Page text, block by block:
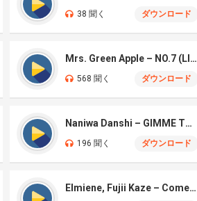
38 聞く ダウンロード
Mrs. Green Apple – NO.7 (LIVE)
568 聞く ダウンロード
Naniwa Danshi – GIMME THE DAY
196 聞く ダウンロード
Elmiene, Fujii Kaze – Comets Gold